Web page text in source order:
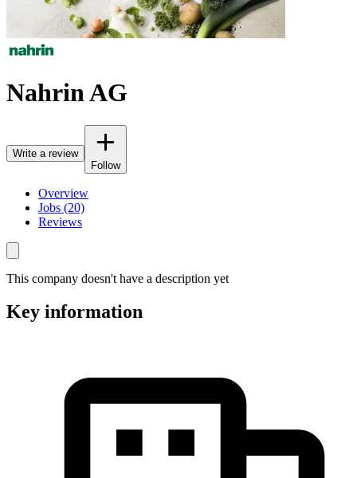
Nahrin AG
Write a review
Follow
Overview
Jobs (20)
Reviews
This company doesn't have a description yet
Key information